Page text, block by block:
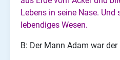
Lebens in seine Nase.
lebendiges Wesen.
B: Der Mann Adam war